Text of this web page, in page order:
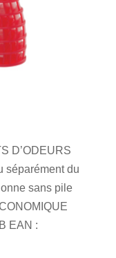
D’ODEURS
séparément du
sans pile
EAN :